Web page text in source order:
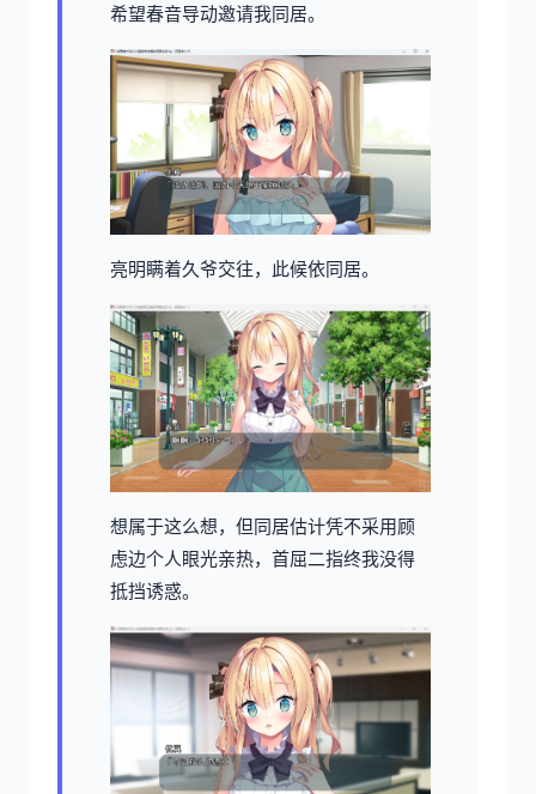
希望春音导动邀请我同居。
亮明瞒着久爷交往，此候依同居。
想属于这么想，但同居估计凭不采用顾
虑边个人眼光亲热，首屈二指终我没得
抵挡诱惑。